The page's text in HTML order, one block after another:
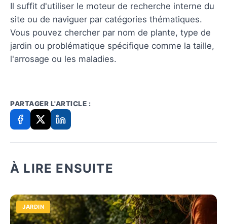
Il suffit d'utiliser le moteur de recherche interne du
site ou de naviguer par catégories thématiques.
Vous pouvez chercher par nom de plante, type de
jardin ou problématique spécifique comme la taille,
l'arrosage ou les maladies.
PARTAGER L'ARTICLE :
À LIRE ENSUITE
JARDIN